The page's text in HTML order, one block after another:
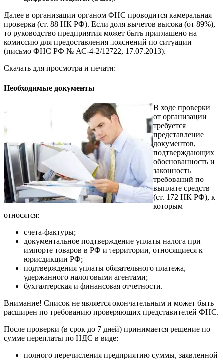
Далее в организации органом ФНС проводится камеральная
проверка (ст. 88 НК РФ). Если доля вычетов высока (от 89%),
то руководство предприятия может быть приглашено на
комиссию для предоставления пояснений по ситуации
(письмо ФНС РФ № АС-4-2/12722, 17.07.2013).
Скачать для просмотра и печати:
Необходимые документы
В ходе проверки
от организации
требуется
представление
документов,
подтверждающих
обоснованность и
законность
требований по
выплате средств
(ст. 172 НК РФ), к
которым
относятся:
счета-фактуры;
документальное подтверждение уплаты налога при
импорте товаров в РФ и территории, относящиеся к
юрисдикции РФ;
подтверждения уплаты обязательного платежа,
удержанного налоговыми агентами;
бухгалтерская и финансовая отчетности.
Внимание! Список не является окончательным и может быть
расширен по требованию проверяющих представителей ФНС.
После проверки (в срок до 7 дней) принимается решение по
сумме переплаты по НДС в виде:
полного перечисления предприятию суммы, заявленной